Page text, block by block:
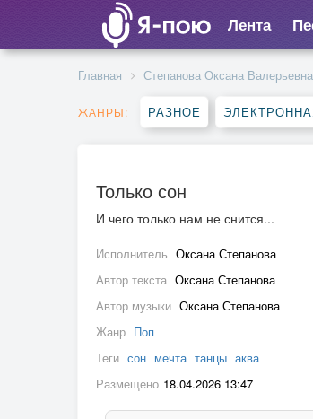
Лента
Главная Степанова Оксана Валерьевна
ЖАНРЫ: РАЗНОЕ
Только сон
И чего только нам не снится...
Исполнитель Оксана Степанова
Автор текста Оксана Степанова
Автор музыки Оксана Степанова
Жанр Поп
Теги сон мечта танцы аква
Размещено 18.04.2026 13:47